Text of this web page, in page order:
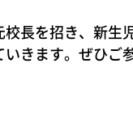
長を招き、新
きます。ぜひご